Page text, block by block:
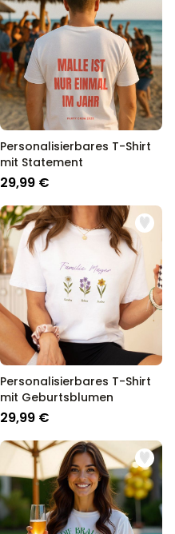
Personalisierbares T-Shirt
mit Statement
29,99 €
Personalisierbares T-Shirt
mit Geburtsblumen
29,99 €